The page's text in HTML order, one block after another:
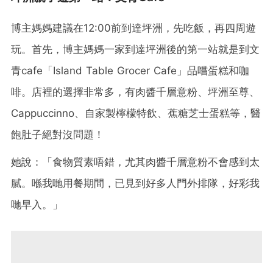
博主媽媽建議在12:00前到達坪洲，先吃飯，再四周遊
玩。首先，博主媽媽一家到達坪洲後的第一站就是到文
青cafe「Island Table Grocer Cafe」品嚐蛋糕和咖
啡。店裡的選擇非常多，有肉醬千層意粉、坪洲至尊、
Cappuccinno、自家製檸檬特飲、蕉糖芝士蛋糕等，醫
飽肚子絕對沒問題！
她說：「食物質素唔錯，尤其肉醬千層意粉不會感到太
膩。喺我哋用餐期間，已見到好多人門外排隊，好彩我
哋早入。」